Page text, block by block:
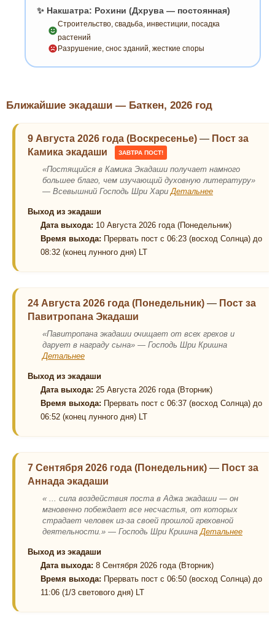
✨ Накшатра: Рохини (Дхрува — постоянная)
Строительство, свадьба, инвестиции, посадка
растений
Разрушение, снос зданий, жесткие споры
Ближайшие экадаши — Баткен, 2026 год
9 Августа 2026 года (Воскресенье) — Пост за
Камика экадаши
ЗАВТРА ПОСТ!
«Постящийся в Камика Экадаши получает намного
большее благо, чем изучающий духовную литературу»
— Всевышний Господь Шри ХариДетальнее
Выход из экадаши
Дата выхода: 10 Августа 2026 года (Понедельник)
Время выхода: Прервать пост с 06:23 (восход Солнца) до
08:32 (конец лунного дня) LT
24 Августа 2026 года (Понедельник) — Пост за
Павитропана Экадаши
«Павитропана экадаши очищает от всех грехов и
дарует в награду сына» — Господь Шри Кришна
Детальнее
Выход из экадаши
Дата выхода: 25 Августа 2026 года (Вторник)
Время выхода: Прервать пост с 06:37 (восход Солнца) до
06:52 (конец лунного дня) LT
7 Сентября 2026 года (Понедельник) — Пост за
Аннада экадаши
« ... сила воздействия поста в Аджа экадаши — он
мгновенно побеждает все несчастья, от которых
страдает человек из-за своей прошлой греховной
деятельности.» — Господь Шри КришнаДетальнее
Выход из экадаши
Дата выхода: 8 Сентября 2026 года (Вторник)
Время выхода: Прервать пост с 06:50 (восход Солнца) до
11:06 (1/3 светового дня) LT